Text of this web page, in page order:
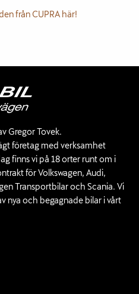
från CUPRA här!
Gregor Tovek.
företag med verksamhet
finns vi på 18 orter runt om i
för Volkswagen, Audi,
Transportbilar och Scania. Vi
nya och begagnade bilar i vårt